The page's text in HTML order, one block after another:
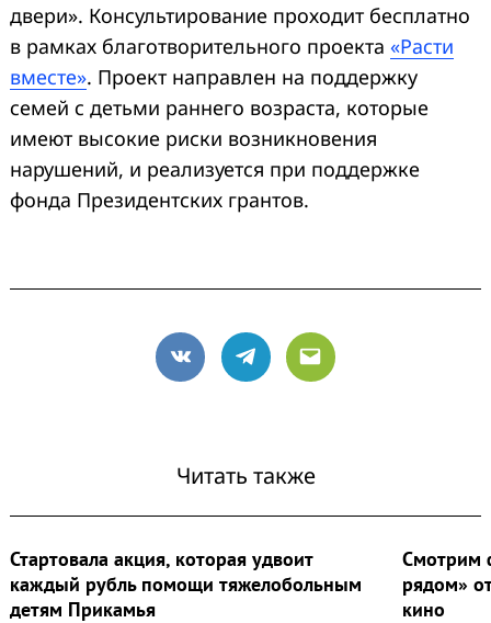
двери». Консультирование проходит бесплатно
в рамках благотворительного проекта «Расти
вместе». Проект направлен на поддержку
семей с детьми раннего возраста, которые
имеют высокие риски возникновения
нарушений, и реализуется при поддержке
фонда Президентских грантов.
VK Telegram
Email
Читать также
Стартовала акция, которая удвоит
каждый рубль помощи тяжелобольным
детям Прикамья
Смотрим
рядом»
кино